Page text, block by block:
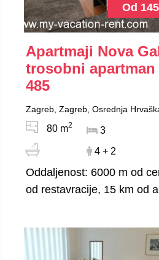
Od
Apartmaji Nova
trosobni apartman
485
Zagreb, Zagreb, Osrednja
80 m2
3
4 + 2
Oddaljenost: 6000 m od
od restavracije, 15 km od